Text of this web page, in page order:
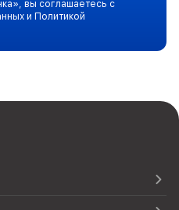
вы соглашаетесь с
и Политикой